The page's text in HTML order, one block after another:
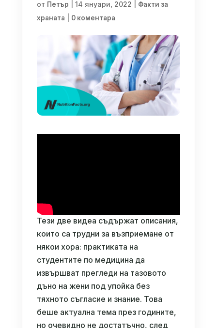
от Петър 14 януари, 2022
Факти за
храната
0 коментара
Тези две видеа съдържат описания,
които са трудни за възприемане от
някои хора: практиката на
студентите по медицина да
извършват прегледи на тазовото
дъно на жени под упойка без
тяхното съгласие и знание. Това
беше актуална тема през годините,
но очевидно не достатъчно, след